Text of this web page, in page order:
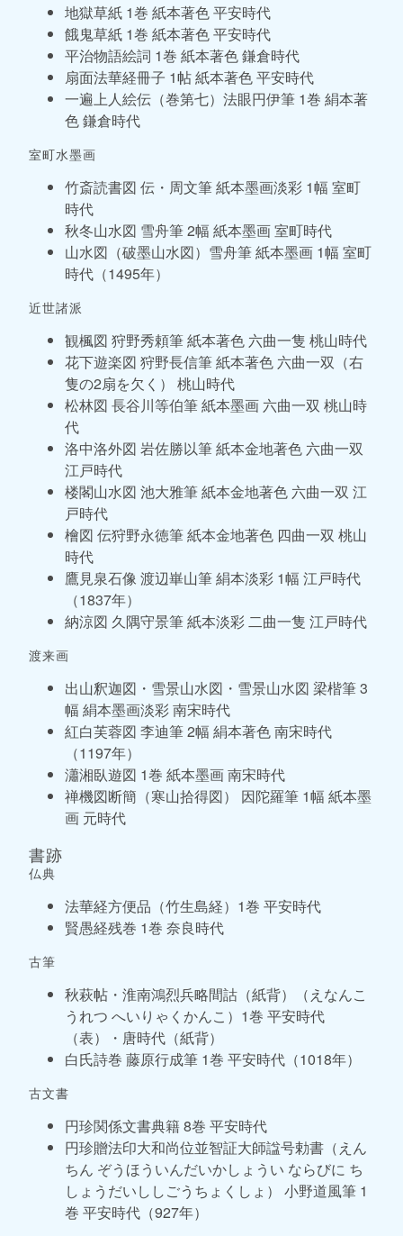
地獄草紙 1巻 紙本著色 平安時代
餓鬼草紙 1巻 紙本著色 平安時代
平治物語絵詞 1巻 紙本著色 鎌倉時代
扇面法華経冊子 1帖 紙本著色 平安時代
一遍上人絵伝（巻第七）法眼円伊筆 1巻 絹本著
色 鎌倉時代
室町水墨画
竹斎読書図 伝・周文筆 紙本墨画淡彩 1幅 室町
時代
秋冬山水図 雪舟筆 2幅 紙本墨画 室町時代
山水図（破墨山水図）雪舟筆 紙本墨画 1幅 室町
時代（1495年）
近世諸派
観楓図 狩野秀頼筆 紙本著色 六曲一隻 桃山時代
花下遊楽図 狩野長信筆 紙本著色 六曲一双（右
隻の2扇を欠く） 桃山時代
松林図 長谷川等伯筆 紙本墨画 六曲一双 桃山時
代
洛中洛外図 岩佐勝以筆 紙本金地著色 六曲一双
江戸時代
楼閣山水図 池大雅筆 紙本金地著色 六曲一双 江
戸時代
檜図 伝狩野永徳筆 紙本金地著色 四曲一双 桃山
時代
鷹見泉石像 渡辺崋山筆 絹本淡彩 1幅 江戸時代
（1837年）
納涼図 久隅守景筆 紙本淡彩 二曲一隻 江戸時代
渡来画
出山釈迦図・雪景山水図・雪景山水図 梁楷筆 3
幅 絹本墨画淡彩 南宋時代
紅白芙蓉図 李迪筆 2幅 絹本著色 南宋時代
（1197年）
瀟湘臥遊図 1巻 紙本墨画 南宋時代
禅機図断簡（寒山拾得図） 因陀羅筆 1幅 紙本墨
画 元時代
書跡
仏典
法華経方便品（竹生島経）1巻 平安時代
賢愚経残巻 1巻 奈良時代
古筆
秋萩帖・淮南鴻烈兵略間詁（紙背）（えなんこ
うれつ へいりゃくかんこ）1巻 平安時代
（表）・唐時代（紙背）
白氏詩巻 藤原行成筆 1巻 平安時代（1018年）
古文書
円珍関係文書典籍 8巻 平安時代
円珍贈法印大和尚位並智証大師諡号勅書（えん
ちん ぞうほういんだいかしょうい ならびに ち
しょうだいししごうちょくしょ） 小野道風筆 1
巻 平安時代（927年）